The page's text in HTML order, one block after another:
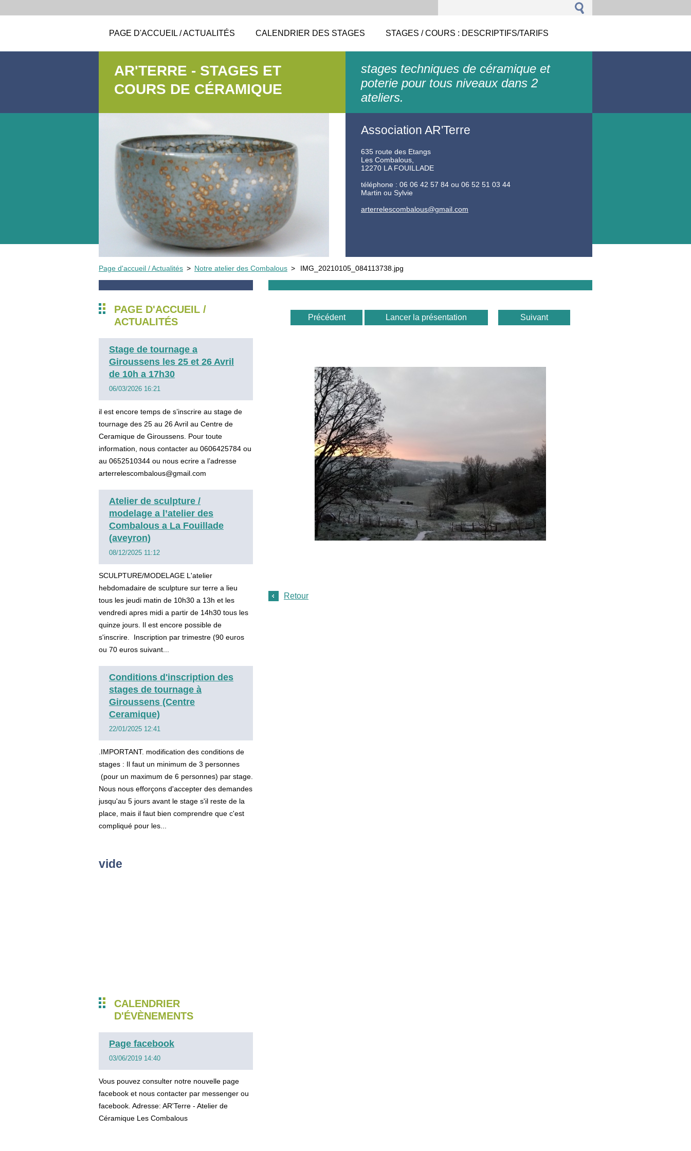
PAGE D'ACCUEIL / ACTUALITÉS CALENDRIER DES STAGES STAGES / COURS : DESCRIPTIFS/TARIFS
AR'TERRE - STAGES ET
COURS DE CÉRAMIQUE
stages techniques de céramique et
poterie pour tous niveaux dans 2
ateliers.
Association AR'Terre
635 route des Etangs
Les Combalous,
12270 LA FOUILLADE
téléphone : 06 06 42 57 84 ou 06 52 51 03 44
Martin ou Sylvie
arterrelescombalous@gmail.com
Page d'accueil / Actualités > Notre atelier des Combalous > IMG_20210105_084113738.jpg
PAGE D'ACCUEIL /
ACTUALITÉS
Stage de tournage a
Giroussens les 25 et 26 Avril
de 10h a 17h30
06/03/2026 16:21
il est encore temps de s’inscrire au stage de
tournage des 25 au 26 Avril au Centre de
Ceramique de Giroussens. Pour toute
information, nous contacter au 0606425784 ou
au 0652510344 ou nous ecrire a l’adresse
arterrelescombalous@gmail.com
Atelier de sculpture /
modelage a l’atelier des
Combalous a La Fouillade
(aveyron)
08/12/2025 11:12
SCULPTURE/MODELAGE L'atelier
hebdomadaire de sculpture sur terre a lieu
tous les jeudi matin de 10h30 a 13h et les
vendredi apres midi a partir de 14h30 tous les
quinze jours. Il est encore possible de
s'inscrire. Inscription par trimestre (90 euros
ou 70 euros suivant...
Conditions d'inscription des
stages de tournage à
Giroussens (Centre
Ceramique)
22/01/2025 12:41
.IMPORTANT. modification des conditions de
stages : Il faut un minimum de 3 personnes
(pour un maximum de 6 personnes) par stage.
Nous nous efforçons d'accepter des demandes
jusqu'au 5 jours avant le stage s'il reste de la
place, mais il faut bien comprendre que c'est
compliqué pour les...
vide
CALENDRIER
D'ÉVÈNEMENTS
Page facebook
03/06/2019 14:40
Vous pouvez consulter notre nouvelle page
facebook et nous contacter par messenger ou
facebook. Adresse: AR'Terre - Atelier de
Céramique Les Combalous
Précédent Lancer la présentation Suivant
Retour